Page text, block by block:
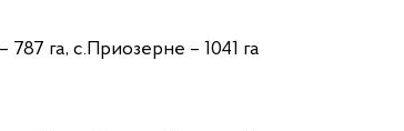
га, с.Приозерне – 1041 га